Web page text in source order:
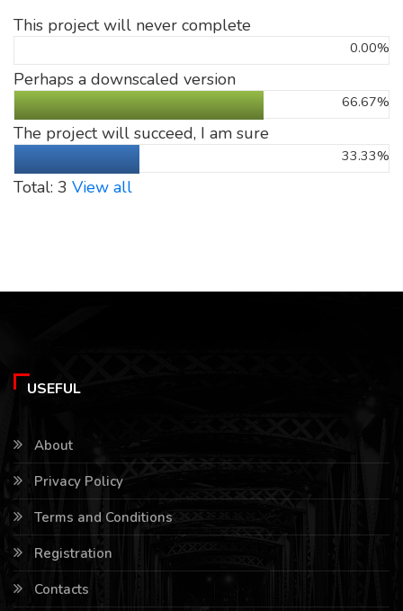
This project will never complete
0.00%
Perhaps a downscaled version
66.67%
The project will succeed, I am sure
33.33%
Total: 3 View all
USEFUL
About
Privacy Policy
Terms and Conditions
Registration
Contacts